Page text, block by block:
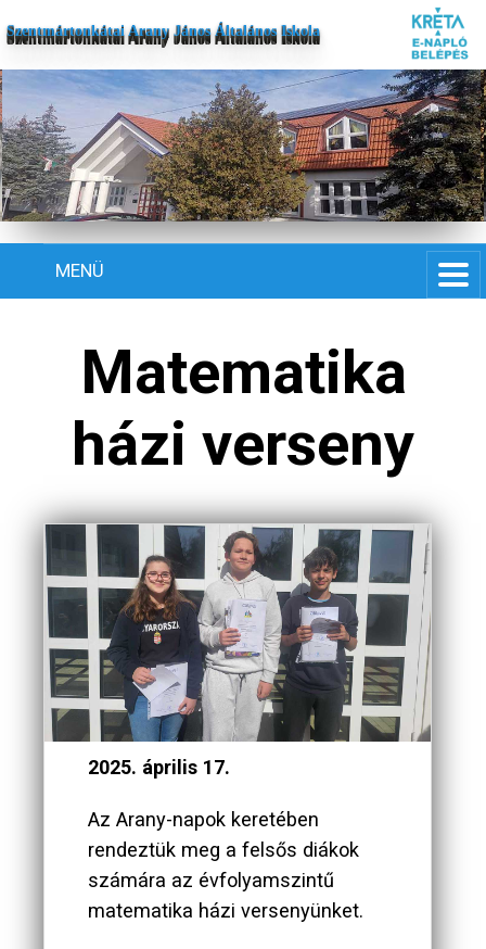
Szentmártonkátai Arany János Általános Iskola
MENÜ
Matematika
házi verseny
2025. április 17.
Az Arany-napok keretében
rendeztük meg a felsős diákok
számára az évfolyamszintű
matematika házi versenyünket.